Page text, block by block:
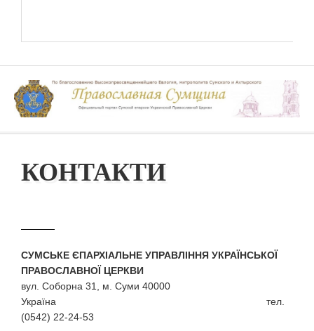
КОНТАКТИ
СУМСЬКЕ ЄПАРХІАЛЬНЕ УПРАВЛІННЯ УКРАЇНСЬКОЇ
ПРАВОСЛАВНОЇ ЦЕРКВИ
вул. Соборна 31, м. Суми 40000
Україна тел.
(0542) 22-24-53